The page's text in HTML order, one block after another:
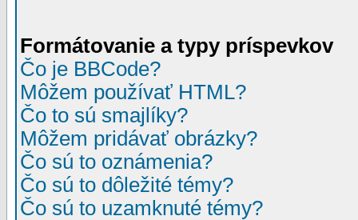
Formátovanie a typy príspevkov
Čo je BBCode?
Môžem používať HTML?
Čo to sú smajlíky?
Môžem pridávať obrázky?
Čo sú to oznámenia?
Čo sú to dôležité témy?
Čo sú to uzamknuté témy?